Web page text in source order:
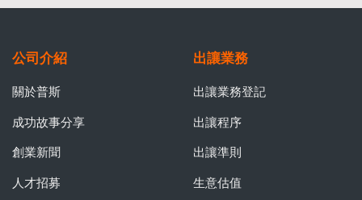
公司介紹
關於普斯
成功故事分享
創業新聞
人才招募
出讓業務
出讓業務登記
出讓程序
出讓準則
生意估值